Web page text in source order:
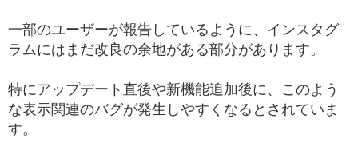
一部のユーザーが報告しているように、インスタグ
ラムにはまだ改良の余地がある部分があります。
特にアップデート直後や新機能追加後に、このよう
な表示関連のバグが発生しやすくなるとされていま
す。